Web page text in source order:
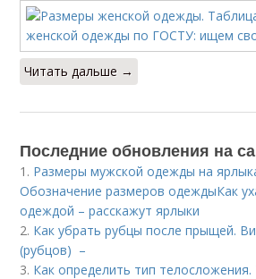
Читать дальше →
Последние обновления на
1. Размеры мужской одежды на
Обозначение размеров одеждыКак
одеждой – расскажут ярлыки
2. Как убрать рубцы после прыщей.
(рубцов) –
3. Как определить тип